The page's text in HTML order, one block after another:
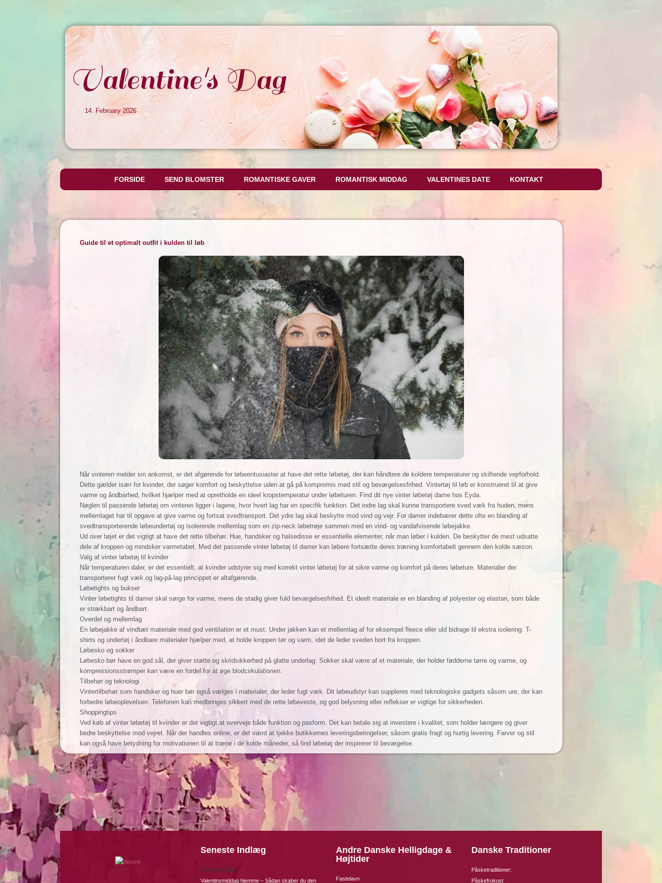
Valentine's Dag
14. February 2026
FORSIDE SEND BLOMSTER ROMANTISKE GAVER ROMANTISK MIDDAG VALENTINES DATE KONTAKT
Guide til et optimalt outfit i kulden til løb
Når vinteren melder sin ankomst, er det afgørende for løbeentusiaster at have det rette løbetøj, der kan håndtere de koldere temperaturer og skiftende vejrforhold.
Dette gælder især for kvinder, der søger komfort og beskyttelse uden at gå på kompromis med stil og bevægelsesfrihed. Vintertøj til løb er konstrueret til at give
varme og åndbarhed, hvilket hjælper med at opretholde en ideel kropstemperatur under løbeturen. Find dit nye vinter løbetøj dame hos Eyda.
Nøglen til passende løbetøj om vinteren ligger i lagene, hvor hvert lag har en specifik funktion. Det indre lag skal kunne transportere sved væk fra huden, mens
mellemlaget har til opgave at give varme og fortsat svedtransport. Det ydre lag skal beskytte mod vind og vejr. For damer indebærer dette ofte en blanding af
svedtransporterende løbeundertøj og isolerende mellemlag som en zip-neck løbetrøje sammen med en vind- og vandafvisende løbejakke.
Ud over tøjet er det vigtigt at have det rette tilbehør. Hue, handsker og halsedisse er essentielle elementer, når man løber i kulden. De beskytter de mest udsatte
dele af kroppen og mindsker varmetabet. Med det passende vinter løbetøj til damer kan løbere fortsætte deres træning komfortabelt gennem den kolde sæson.
Valg af vinter løbetøj til kvinder
Når temperaturen daler, er det essentielt, at kvinder udstyrer sig med korrekt vinter løbetøj for at sikre varme og komfort på deres løbeture. Materialer der
transporterer fugt væk og lag-på-lag princippet er altafgørende.
Løbetights og bukser
Vinter løbetights til damer skal sørge for varme, mens de stadig giver fuld bevægelsesfrihed. Et ideelt materiale er en blanding af polyester og elastan, som både
er strækbart og åndbart.
Overdel og mellemlag
En løbejakke af vindtæt materiale med god ventilation er et must. Under jakken kan et mellemlag af for eksempel fleece eller uld bidrage til ekstra isolering. T-
shirts og undertøj i åndbare materialer hjælper med, at holde kroppen tør og varm, idet de leder sveden bort fra kroppen.
Løbesko og sokker
Løbesko bør have en god sål, der giver støtte og skridsikkerhed på glatte underlag. Sokker skal være af et materiale, der holder fødderne tørre og varme, og
kompressionsstrømper kan være en fordel for at øge blodcirkulationen.
Tilbehør og teknologi
Vintertilbehør som handsker og huer bør også vælges i materialer, der leder fugt væk. Dit løbeudstyr kan suppleres med teknologiske gadgets såsom ure, der kan
forbedre løbeoplevelsen. Telefonen kan medbringes sikkert med de rette løbeveste, og god belysning eller reflekser er vigtige for sikkerheden.
Shoppingtips
Ved køb af vinter løbetøj til kvinder er det vigtigt at overveje både funktion og pasform. Det kan betale sig at investere i kvalitet, som holder længere og giver
bedre beskyttelse mod vejret. Når der handles online, er det værd at tjekke butikkernes leveringsbetingelser, såsom gratis fragt og hurtig levering. Farver og stil
kan også have betydning for motivationen til at træne i de kolde måneder, så find løbetøj der inspirerer til bevægelse.
Seneste Indlæg
Seneste indlæg
Valentinsmiddag hjemme – Sådan skaber du den
Andre Danske Helligdage &
Højtider
Fastelavn
Danske Traditioner
Påsketraditioner:
Påskefrokost